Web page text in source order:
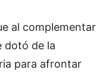
al complementar
dotó de la
para afrontar